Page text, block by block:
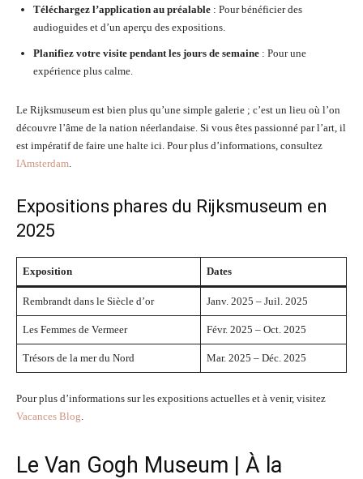
Téléchargez l’application au préalable : Pour bénéficier des
audioguides et d’un aperçu des expositions.
Planifiez votre visite pendant les jours de semaine : Pour une
expérience plus calme.
Le Rijksmuseum est bien plus qu’une simple galerie ; c’est un lieu où l’on
découvre l’âme de la nation néerlandaise. Si vous êtes passionné par l’art, il
est impératif de faire une halte ici. Pour plus d’informations, consultez
IAmsterdam.
Expositions phares du Rijksmuseum en
2025
Exposition Dates
Rembrandt dans le Siècle d’or Janv. 2025 – Juil. 2025
Les Femmes de Vermeer Févr. 2025 – Oct. 2025
Trésors de la mer du Nord Mar. 2025 – Déc. 2025
Pour plus d’informations sur les expositions actuelles et à venir, visitez
Vacances Blog.
Le Van Gogh Museum | À la